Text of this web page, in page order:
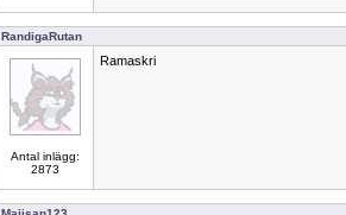
RandigaRutan
Antal inlägg:
2873
Ramaskri